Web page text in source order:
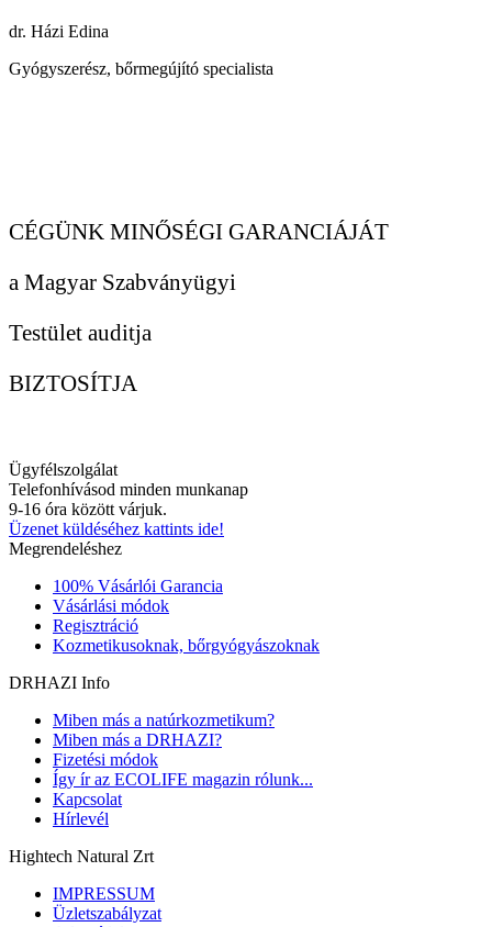
dr. Házi Edina
Gyógyszerész, bőrmegújító specialista
CÉGÜNK MINŐSÉGI GARANCIÁJÁT
a Magyar Szabványügyi
Testület auditja
BIZTOSÍTJA
Ügyfélszolgálat
Telefonhívásod minden munkanap
9-16 óra között várjuk.
Üzenet küldéséhez kattints ide!
Megrendeléshez
100% Vásárlói Garancia
Vásárlási módok
Regisztráció
Kozmetikusoknak, bőrgyógyászoknak
DRHAZI Info
Miben más a natúrkozmetikum?
Miben más a DRHAZI?
Fizetési módok
Így ír az ECOLIFE magazin rólunk...
Kapcsolat
Hírlevél
Hightech Natural Zrt
IMPRESSUM
Üzletszabályzat